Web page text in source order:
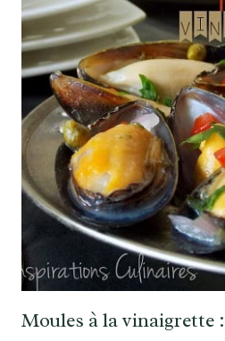
Moules à la vinaigrette